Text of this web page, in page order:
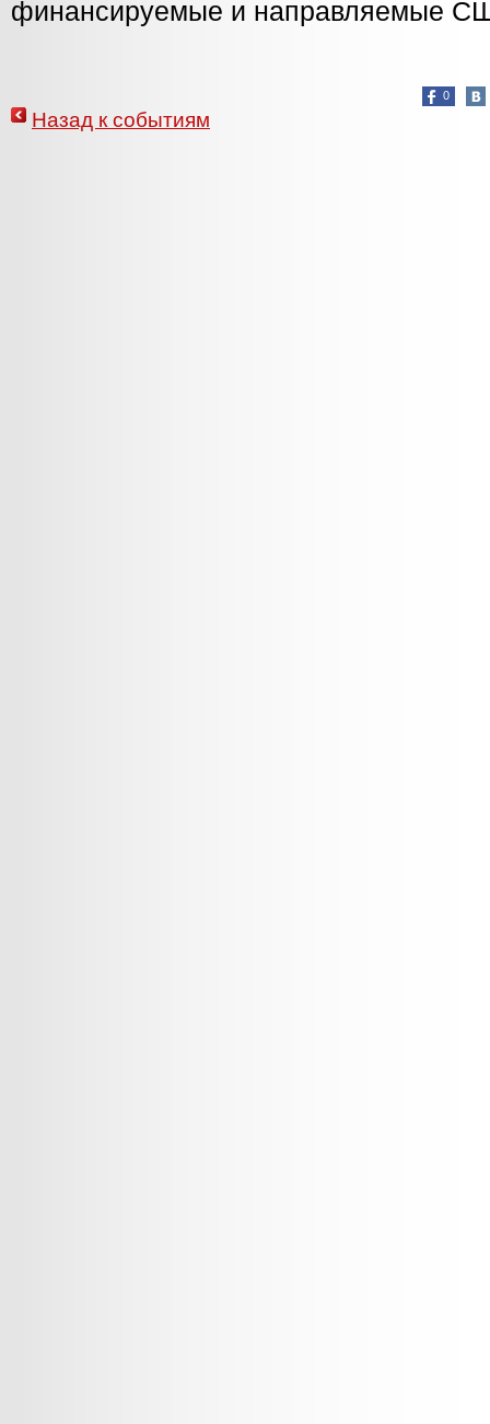
финансируемые и направляемые
0
Назад к событиям